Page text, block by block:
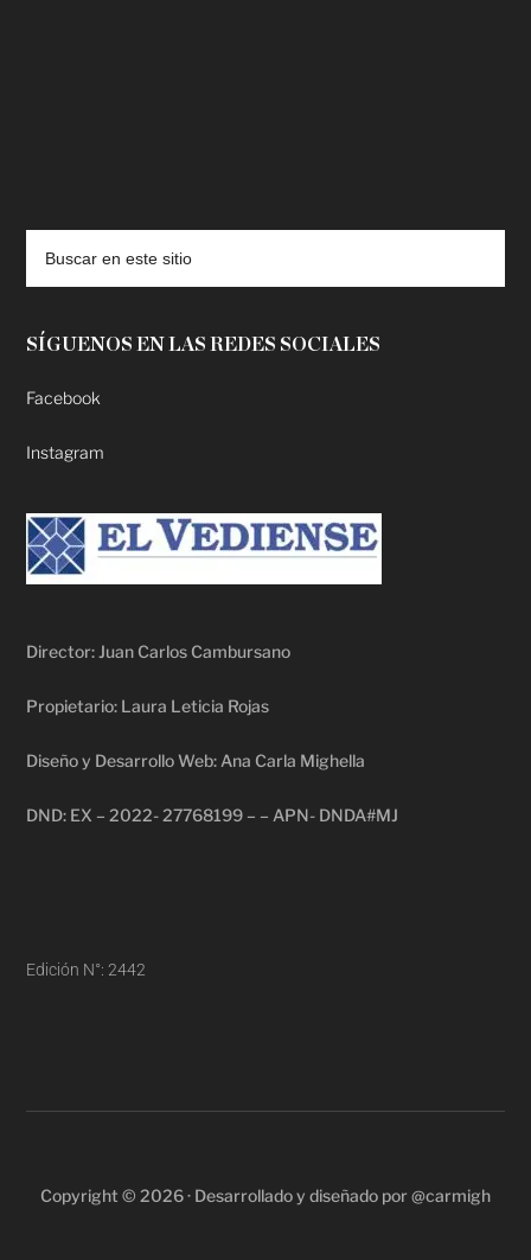
SÍGUENOS EN LAS REDES SOCIALES
Facebook
Instagram
Director: Juan Carlos Cambursano
Propietario: Laura Leticia Rojas
Diseño y Desarrollo Web: Ana Carla Mighella
DND: EX – 2022- 27768199 – – APN- DNDA#MJ
Edición N°: 2442
Copyright © 2026 · Desarrollado y diseñado por @carmigh